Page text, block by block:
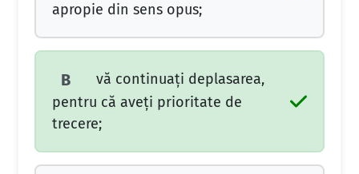
apropie din sens opus;
B
vă continuaţi deplasarea,
pentru că aveţi prioritate de
trecere;